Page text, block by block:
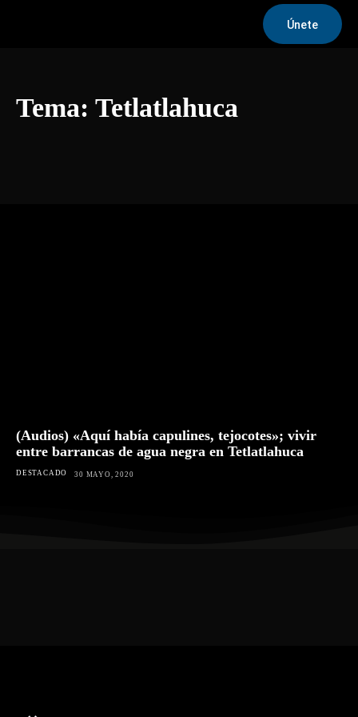
Únete
Tema: Tetlatlahuca
(Audios) «Aquí había capulines, tejocotes»; vivir
entre barrancas de agua negra en Tetlatlahuca
DESTACADO 30 MAYO, 2020